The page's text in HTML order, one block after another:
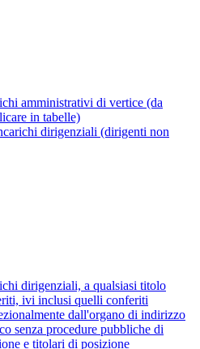
amministrativi di vertice (da
in tabelle)
dirigenziali (dirigenti non
dirigenziali, a qualsiasi titolo
ivi inclusi quelli conferiti
dall'organo di indirizzo
senza procedure pubbliche di
e titolari di posizione